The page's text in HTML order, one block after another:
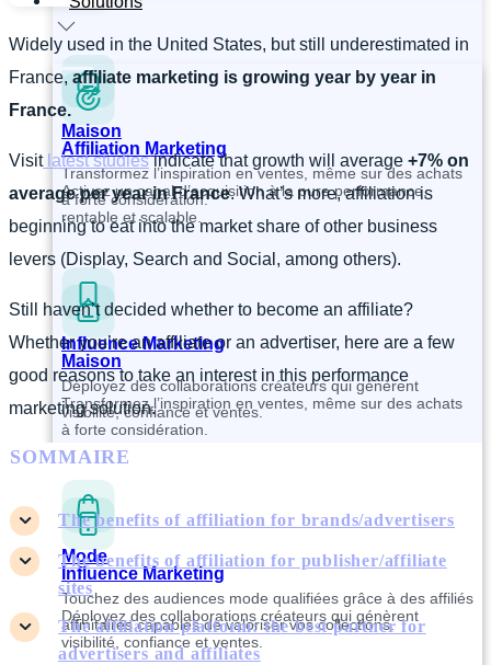
Maison
Transformez l’inspiration en ventes, même sur des achats
à forte considération.
Influence Marketing
Déployez des collaborations créateurs qui génèrent
visibilité, confiance et ventes.
Mode
Touchez des audiences mode qualifiées grâce à des affiliés
affinitaires capables de valoriser vos collections.
Affiliation Marketing
Activez un canal d’acquisition à la pure performance,
rentable et scalable.
Maison
Transformez l’inspiration en ventes, même sur des achats
à forte considération.
Influence Marketing
Déployez des collaborations créateurs qui génèrent
visibilité, confiance et ventes.
Widely used in the United States, but still underestimated in
France, affiliate marketing is growing year by year in
France.
Visit latest studiesindicate that growth will average +7% on
average per year in France. What’s more, affiliation is
beginning to eat into the market share of other business
levers (Display, Search and Social, among others).
Still haven’t decided whether to become an affiliate?
Whether you’re an affiliate or an advertiser, here are a few
good reasons to take an interest in this performance
marketing solution.
SOMMAIRE
The benefits of affiliation for brands/advertisers
The benefits of affiliation for publisher/affiliate
sites
The affiliation platform: the best partner for
advertisers and affiliates